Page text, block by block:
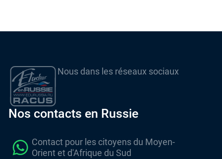
Nous dans les réseaux sociaux
Nos contacts en Russie
Contact pour les citoyens du Moyen-
Orient et d'Afrique du Sud